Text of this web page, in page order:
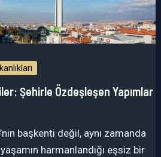
Şehirle Özdeşleşen Yapımlar
başkenti değil, aynı zamanda
harmanlandığı eşsiz bir